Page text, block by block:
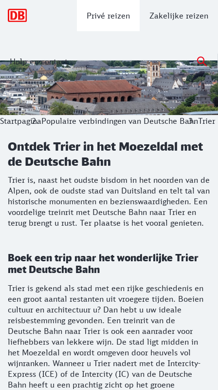
Privé reizen Zakelijke reizen
Hulp en contact
Ontdek Trier in het Moezeldal met de
Trier is, naast het oudste bisdom in het noorden van de
StartpaginaPopulaire verbindingen van Deutsche BahnTrier
Ontdek Trier in het Moezeldal met
de Deutsche Bahn
Trier is, naast het oudste bisdom in het noorden van de
Alpen, ook de oudste stad van Duitsland en telt tal van
historische monumenten en bezienswaardigheden. Een
voordelige treinrit met Deutsche Bahn naar Trier en
terug brengt u rust. Ter plaatse is het vooral genieten.
Boek een trip naar het wonderlijke Trier
met Deutsche Bahn
Trier is gekend als stad met een rijke geschiedenis en
een groot aantal restanten uit vroegere tijden. Boeien
cultuur en architectuur u? Dan hebt u uw ideale
reisbestemming gevonden. Een treinrit van de
Deutsche Bahn naar Trier is ook een aanrader voor
liefhebbers van lekkere wijn. De stad ligt midden in
het Moezeldal en wordt omgeven door heuvels vol
wijnranken. Wanneer u Trier nadert met de Intercity-
Express (ICE) of de Intercity (IC) van de Deutsche
Bahn heeft u een prachtig zicht op het groene